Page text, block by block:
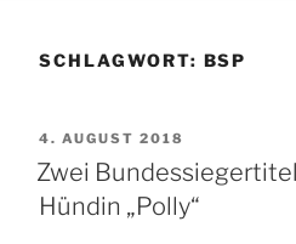
SCHLAGWORT: BSP
VERÖFFENTLICHT
AM
4. AUGUST 2018
Zwei
Hündin „Polly“